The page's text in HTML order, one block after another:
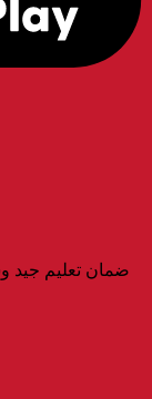
ضمان تعليم جيد